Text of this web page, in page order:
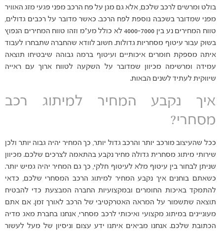
בולט ומרשים לרכב שלכם, אלא גם מגן על פח הרכב מפני פגעי מזג האוויר
מפני שמדובר בשכבה נוספת לפח הרכב. כאשר מדובר על רכבים גדולים,
טווח המחירים נע בין 4000-7000 לא כולל מע"מ וזהו טווח המחירים הנפוץ
בשוק עבור עיטוף מסחריות גדולות. חשוב לוודא שהחברה שתבחרו לעבוד
איתה מספקת חומרים איכותיים ועיטוף ברמה גבוהה שיבטיחו תוצאה
עמידה ומרשימה מכיוון שמדובר על השקעה לטווח ארוך עם ראייה
שיווקית לעתיד לשנים הבאות.
איך נקבע המחיר למיתוג רכב
מסחרי?
ככל שהעיצוב מורכב יותר והרכב גדול יותר, כך המחיר יהיה גבוה יותר ולכן
שירותי מיתוג מסחרית גדולה מחיר נקבע בהתאמה לצרכים שלכם. מכיוון
שניתן לבחור בין עיטוף מלא לעיטוף חלקי, כך גם המחיר יהיה גמיש יותר.
כשאתם בוחנים איך נקבע המחיר למיתוג הרכב המסחרי שלכם, כדאי
להתמקד באיכות החומרים ובמקצועיות החברה המבצעת כדי להבטיח
תוצאה שתשמור על המראה האטרקטיבי של הרכב לאורך זמן. אם אתם
מעוניינים במיתוג מקצועי ואיכותי לרכב מסחרי, אנחנו בחברת מאג מדיה
הכתובת שלכם. אנחנו מביאים איתנו ידע עצום וניסיון של מעל לעשור